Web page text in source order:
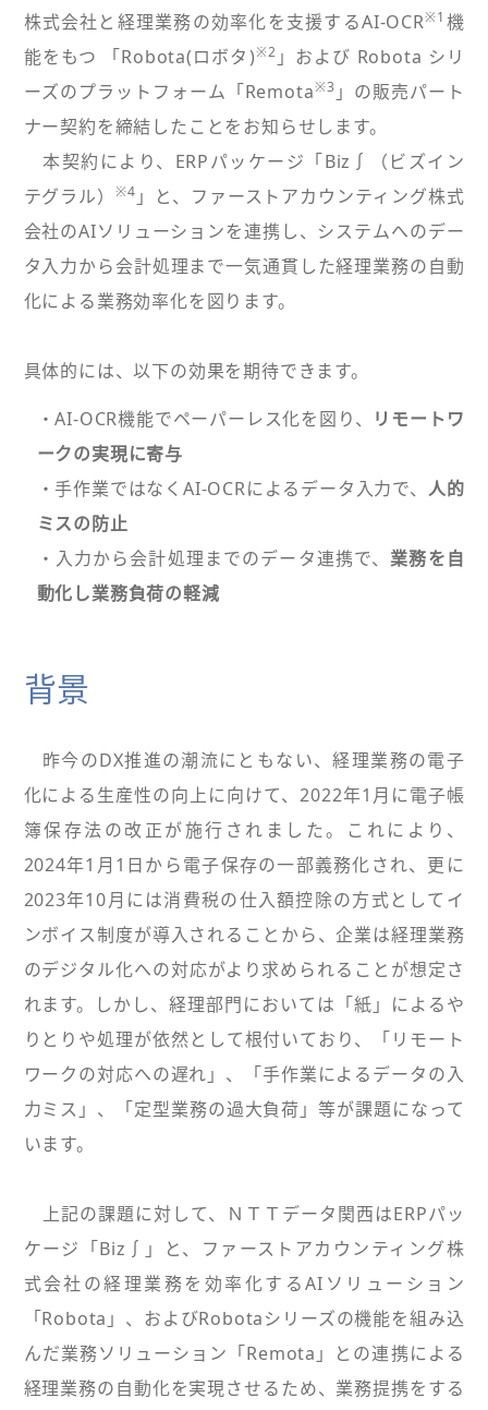
株式会社と経理業務の効率化を支援するAI-OCR※1 機
能をもつ 「Robota(ロボタ)※2 」および Robota シリ
ーズのプラットフォーム「Remota※3 」の販売パート
ナー契約を締結したことをお知らせします。
本契約により、ERPパッケージ「Biz∫（ビズイン
テグラル）※4 」と、ファーストアカウンティング株式
会社のAIソリューションを連携し、システムへのデー
タ入力から会計処理まで一気通貫した経理業務の自動
化による業務効率化を図ります。
具体的には、以下の効果を期待できます。
・AI-OCR機能でペーパーレス化を図り、
リモートワ
ークの実現に寄与
・手作業ではなくAI-OCRによるデータ入力で、 人的
ミスの防止
・入力から会計処理までのデータ連携で、 業務を自
動化し業務負荷の軽減
背景
昨今のDX推進の潮流にともない、経理業務の電子
化による生産性の向上に向けて、2022年1月に電子帳
簿保存法の改正が施行されました。これにより、
2024年1月1日から電子保存の一部義務化され、更に
2023年10月には消費税の仕入額控除の方式としてイ
ンボイス制度が導入されることから、企業は経理業務
のデジタル化への対応がより求められることが想定さ
れます。しかし、経理部門においては「紙」によるや
りとりや処理が依然として根付いており、「リモート
ワークの対応への遅れ」、「手作業によるデータの入
力ミス」、「定型業務の過大負荷」等が課題になって
います。
上記の課題に対して、ＮＴＴデータ関西はERPパッ
ケージ「Biz∫」と、ファーストアカウンティング株
式会社の経理業務を効率化するAIソリューション
「Robota」、およびRobotaシリーズの機能を組み込
んだ業務ソリューション「Remota」との連携による
経理業務の自動化を実現させるため、業務提携をする